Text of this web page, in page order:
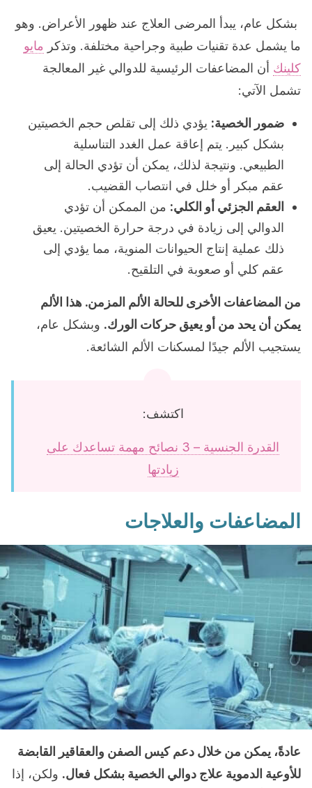
بشكل عام، يبدأ المرضى العلاج عند ظهور الأعراض. وهو
ما يشمل عدة تقنيات طبية وجراحية مختلفة. وتذكر مايو
كلينك أن المضاعفات الرئيسية للدوالي غير المعالجة
تشمل الآتي:
ضمور الخصية: يؤدي ذلك إلى تقلص حجم الخصيتين
بشكل كبير. يتم إعاقة عمل الغدد التناسلية
الطبيعي. ونتيجة لذلك، يمكن أن تؤدي الحالة إلى
عقم مبكر أو خلل في انتصاب القضيب.
العقم الجزئي أو الكلي: من الممكن أن تؤدي
الدوالي إلى زيادة في درجة حرارة الخصيتين. يعيق
ذلك عملية إنتاج الحيوانات المنوية، مما يؤدي إلى
عقم كلي أو صعوبة في التلقيح.
من المضاعفات الأخرى للحالة الألم المزمن. هذا الألم
يمكن أن يحد من أو يعيق حركات الورك. وبشكل عام،
يستجيب الألم جيدًا لمسكنات الألم الشائعة.
اكتشف:
القدرة الجنسية – 3 نصائح مهمة تساعدك على
زيادتها
المضاعفات والعلاجات
عادةً، يمكن من خلال دعم كيس الصفن والعقاقير القابضة
للأوعية الدموية علاج دوالي الخصية بشكل فعال. ولكن، إذا